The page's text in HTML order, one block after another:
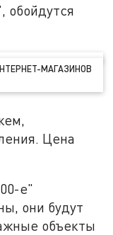
обойдутся
МАГАЗИНОВ
Цена
е"
они будут
объекты